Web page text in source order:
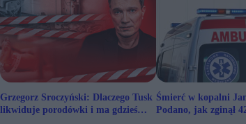
Grzegorz Sroczyński: Dlaczego Tusk
likwiduje porodówki i ma gdzieś
Śmierć w kopalni
Podano, jak zginął